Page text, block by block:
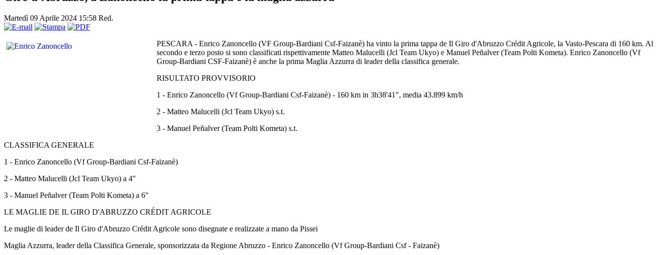
Martedì 09 Aprile 2024 15:58 Red.
PESCARA - Enrico Zanoncello (VF Group-Bardiani Csf-Faizanè) ha vinto la prima tappa de Il Giro d'Abruzzo Crédit Agricole, la Vasto-Pescara di 160 km. Al
secondo e terzo posto si sono classificati rispettivamente Matteo Malucelli (Jcl Team Ukyo) e Manuel Peñalver (Team Polti Kometa). Enrico Zanoncello (Vf
Group-Bardiani CSF-Faizanè) è anche la prima Maglia Azzurra di leader della classifica generale.
RISULTATO PROVVISORIO
1 - Enrico Zanoncello (Vf Group-Bardiani Csf-Faizanè) - 160 km in 3h38'41", media 43.899 km/h
2 - Matteo Malucelli (Jcl Team Ukyo) s.t.
3 - Manuel Peñalver (Team Polti Kometa) s.t.
CLASSIFICA GENERALE
1 - Enrico Zanoncello (Vf Group-Bardiani Csf-Faizanè)
2 - Matteo Malucelli (Jcl Team Ukyo) a 4"
3 - Manuel Peñalver (Team Polti Kometa) a 6"
LE MAGLIE DE IL GIRO D'ABRUZZO CRÉDIT AGRICOLE
Le maglie di leader de Il Giro d'Abruzzo Crédit Agricole sono disegnate e realizzate a mano da Pissei
Maglia Azzurra, leader della Classifica Generale, sponsorizzata da Regione Abruzzo - Enrico Zanoncello (Vf Group-Bardiani Csf - Faizanè)